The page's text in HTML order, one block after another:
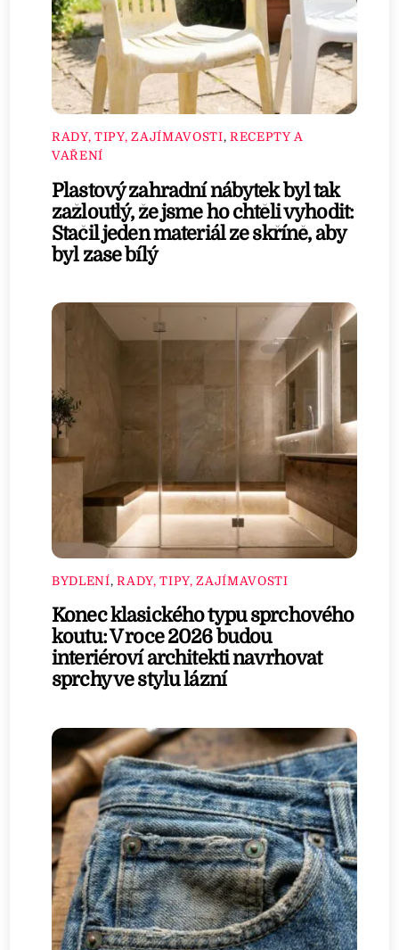
RADY, TIPY, ZAJÍMAVOSTI, RECEPTY A
VAŘENÍ
Plastový zahradní nábytek byl tak
zažloutlý, že jsme ho chtěli vyhodit:
Stačil jeden materiál ze skříně, aby
byl zase bílý
BYDLENÍ,RADY, TIPY, ZAJÍMAVOSTI
Konec klasického typu sprchového
koutu: V roce 2026 budou
interiéroví architekti navrhovat
sprchy ve stylu lázní